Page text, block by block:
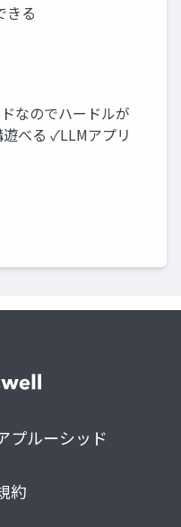
きる
なのでハードルが
べる ✓LLMアプリ
プルーシッド
約